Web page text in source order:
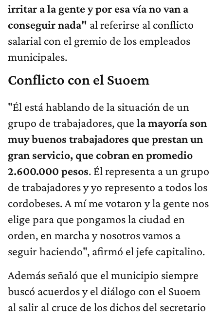
irritar a la gente y por esa vía no van a
conseguir nada" al referirse al conflicto
salarial con el gremio de los empleados
municipales.
Conflicto con el Suoem
"Él está hablando de la situación de un
grupo de trabajadores, que la mayoría son
muy buenos trabajadores que prestan un
gran servicio, que cobran en promedio
2.600.000 pesos. Él representa a un grupo
de trabajadores y yo represento a todos los
cordobeses. A mí me votaron y la gente nos
elige para que pongamos la ciudad en
orden, en marcha y nosotros vamos a
seguir haciendo", afirmó el jefe capitalino.
Además señaló que el municipio siempre
buscó acuerdos y el diálogo con el Suoem
al salir al cruce de los dichos del secretario